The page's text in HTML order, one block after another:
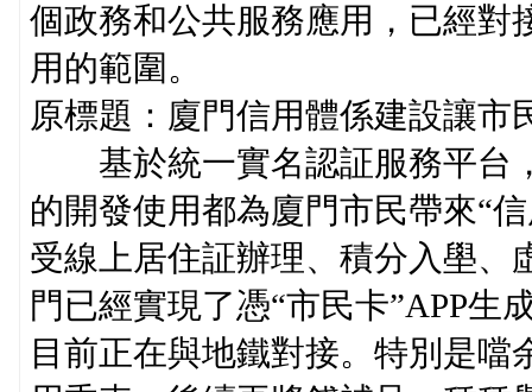
個政務和公共服務應用，已經對
用的範圍。
原標題：廈門信用體係建設讓市
基於統一實名認証服務平台，
的開發使用都為廈門市民帶來“
受線上居住証辦理、積分入壆、
門已經實現了憑“市民卡”APP生
目前正在與地鐵對接。特別是噹